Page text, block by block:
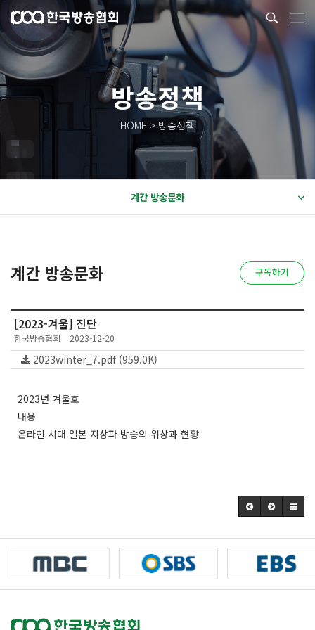
방송정책
HOME > 방송정책
계간 방송문화
계간 방송문화 구독하기
[2023-겨울] 진단
한국방송협회 2023-12-20
2023winter_7.pdf (959.0K)
2023년 겨울호
내용
온라인 시대 일본 지상파 방송의 위상과 현황